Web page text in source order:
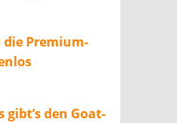
Premium-
den Goat-